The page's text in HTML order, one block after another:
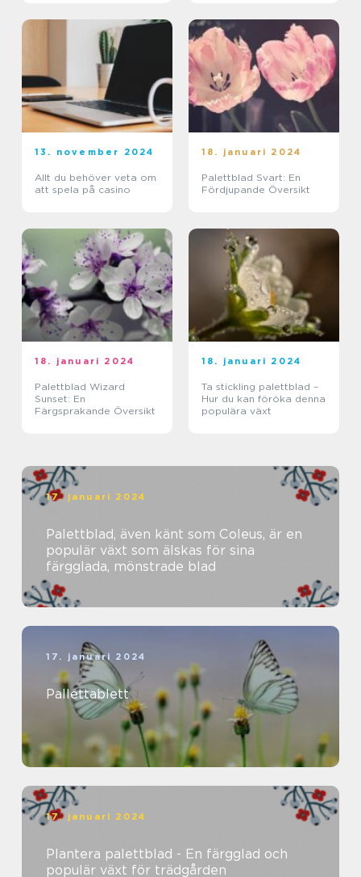
13. november 2024
Allt du behöver veta om
att spela på casino
18. januari 2024
Palettblad Svart: En
Fördjupande Översikt
18. januari 2024
Palettblad Wizard
Sunset: En
Färgsprakande Översikt
18. januari 2024
Ta stickling palettblad –
Hur du kan föröka denna
populära växt
17. januari 2024
Palettblad, även känt som Coleus, är en
populär växt som älskas för sina
färgglada, mönstrade blad
17. januari 2024
Pallettablett
17. januari 2024
Plantera palettblad - En färgglad och
populär växt för trädgården